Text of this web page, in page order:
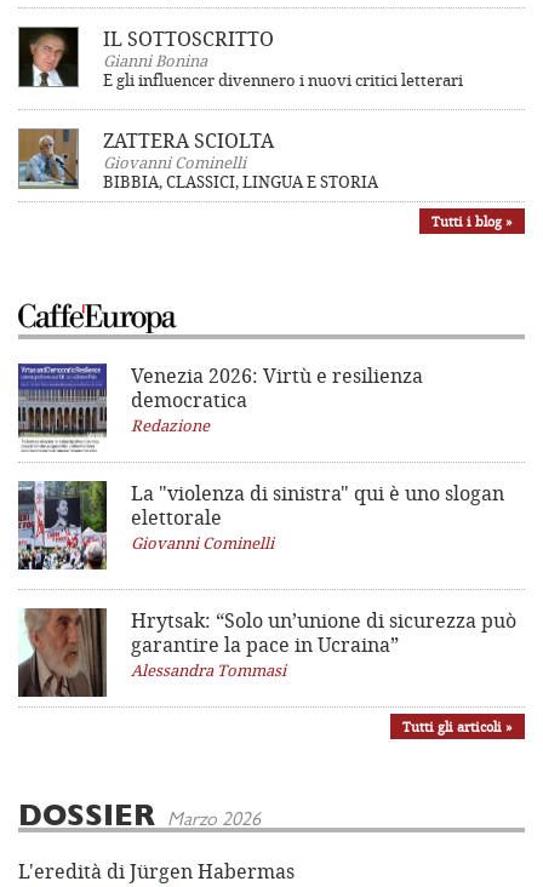
IL SOTTOSCRITTO
Gianni Bonina
E gli influencer divennero i nuovi critici letterari
ZATTERA SCIOLTA
Giovanni Cominelli
BIBBIA, CLASSICI, LINGUA E STORIA
Tutti i blog »
Venezia 2026: Virtù e resilienza
democratica
Redazione
La "violenza di sinistra" qui è uno slogan
elettorale
Giovanni Cominelli
Hrytsak: “Solo un’unione di sicurezza può
garantire la pace in Ucraina”
Alessandra Tommasi
Tutti gli articoli »
DOSSIER Marzo 2026
L'eredità di Jürgen Habermas